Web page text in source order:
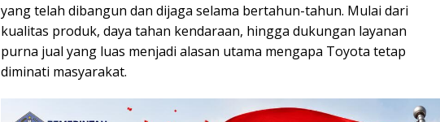
yang telah dibangun dan dijaga selama bertahun-tahun. Mulai dari
kualitas produk, daya tahan kendaraan, hingga dukungan layanan
purna jual yang luas menjadi alasan utama mengapa Toyota tetap
diminati masyarakat.